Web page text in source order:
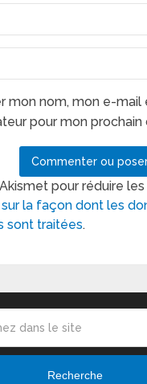
mon nom, mon e-mail
pour mon
pour réduire
sur la façon dont les
sont traitées.
Recherche